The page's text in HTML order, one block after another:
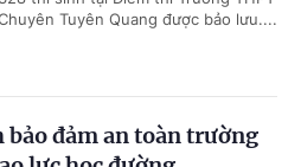
Tuyên Quang được bảo lưu....
đảm an toàn trường